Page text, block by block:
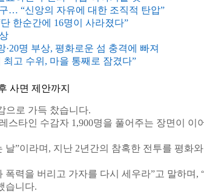
… “신앙의 자유에 대한 조직적 탄압”
한순간에 16명이 사라졌다”
명 부상, 평화로운 섬 충격에 빠져
고 수위, 마을 통째로 잠겼다”
사면 제안까지
으로 가득 찼습니다.
타인 수감자 1,900명을 풀어주는 장면이 이
”이라며, 지난 2년간의 참혹한 전투를 평화와
력을 버리고 가자를 다시 세우라”고 말하며,
습니다.